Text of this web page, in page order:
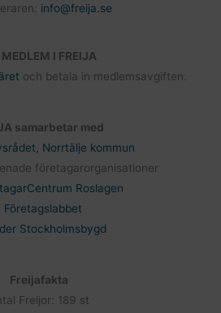
info@freija.se
MEDLEM I FREIJA
och betala in medlemsavgiften.
samarbetar med
Norrtälje kommun
företagarorganisationer
Roslagen
Företagslabbet
Stockholmsbygd
Freijafakta
Freijor: 189 st